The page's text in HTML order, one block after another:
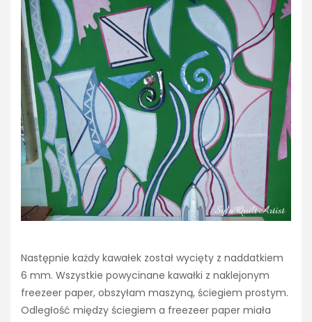
Następnie każdy kawałek został wycięty z naddatkiem
6 mm. Wszystkie powycinane kawałki z naklejonym
freezeer paper, obszyłam maszyną, ściegiem prostym.
Odległość między ściegiem a freezeer paper miała